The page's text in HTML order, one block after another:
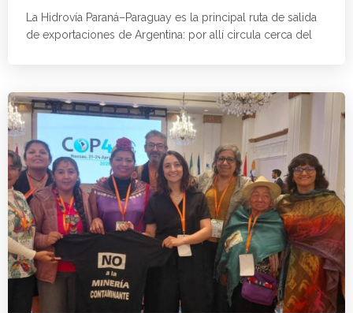
La Hidrovía Paraná–Paraguay es la principal ruta de salida
de exportaciones de Argentina: por allí circula cerca del